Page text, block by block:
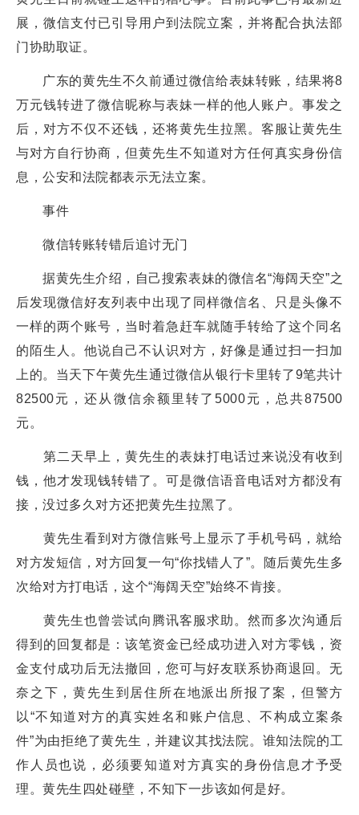
展，微信支付已引导用户到法院立案，并将配合执法部
门协助取证。
广东的黄先生不久前通过微信给表妹转账，结果将8
万元钱转进了微信昵称与表妹一样的他人账户。事发之
后，对方不仅不还钱，还将黄先生拉黑。客服让黄先生
与对方自行协商，但黄先生不知道对方任何真实身份信
息，公安和法院都表示无法立案。
事件
微信转账转错后追讨无门
据黄先生介绍，自己搜索表妹的微信名“海阔天空”之
后发现微信好友列表中出现了同样微信名、只是头像不
一样的两个账号，当时着急赶车就随手转给了这个同名
的陌生人。他说自己不认识对方，好像是通过扫一扫加
上的。当天下午黄先生通过微信从银行卡里转了9笔共计
82500元，还从微信余额里转了5000元，总共87500
元。
第二天早上，黄先生的表妹打电话过来说没有收到
钱，他才发现钱转错了。可是微信语音电话对方都没有
接，没过多久对方还把黄先生拉黑了。
黄先生看到对方微信账号上显示了手机号码，就给
对方发短信，对方回复一句“你找错人了”。随后黄先生多
次给对方打电话，这个“海阔天空”始终不肯接。
黄先生也曾尝试向腾讯客服求助。然而多次沟通后
得到的回复都是：该笔资金已经成功进入对方零钱，资
金支付成功后无法撤回，您可与好友联系协商退回。无
奈之下，黄先生到居住所在地派出所报了案，但警方
以“不知道对方的真实姓名和账户信息、不构成立案条
件”为由拒绝了黄先生，并建议其找法院。谁知法院的工
作人员也说，必须要知道对方真实的身份信息才予受
理。黄先生四处碰壁，不知下一步该如何是好。